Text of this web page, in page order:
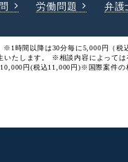
労働問題 弁護
※1時間以降は30分毎に5,000円（税
たします。
※相談内容によっては
円(税込11,000円)※国際案件の